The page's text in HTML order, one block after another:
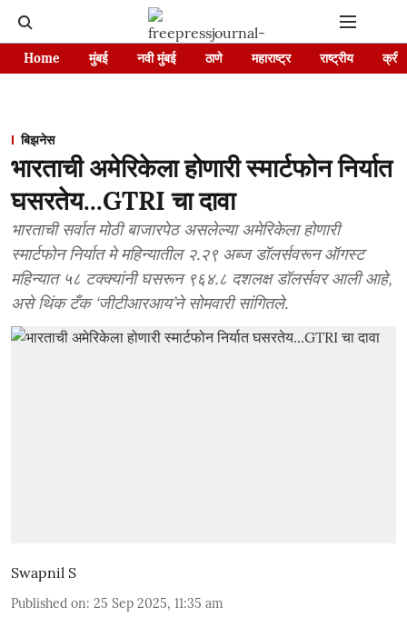
Home मुंबई नवी मुंबई ठाणे महाराष्ट्र राष्ट्रीय
बिझनेस
भारताची अमेरिकेला होणारी स्मार्टफोन निर्यात
घसरतेय...GTRI चा दावा
भारताची सर्वात मोठी बाजारपेठ असलेल्या अमेरिकेला होणारी
स्मार्टफोन निर्यात मे महिन्यातील २.२९ अब्ज डॉलर्सवरून ऑगस्ट
महिन्यात ५८ टक्क्यांनी घसरून ९६४.८ दशलक्ष डॉलर्सवर आली आहे,
असे थिंक टँक ‘जीटीआरआय’ने सोमवारी सांगितले.
Swapnil S
Published on: 25 Sep 2025, 11:35 am